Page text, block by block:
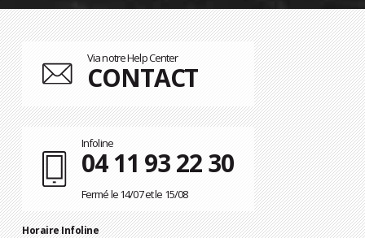
Via notre Help Center
CONTACT
Infoline
04 11 93 22 30
Fermé le 14/07 et le 15/08
Horaire Infoline